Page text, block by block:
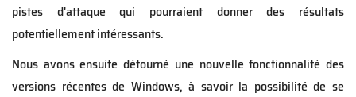
pistes d'attaque qui pourraient donner des résultats
potentiellement intéressants.
Nous avons ensuite détourné une nouvelle fonctionnalité des
versions récentes de Windows, à savoir la possibilité de se